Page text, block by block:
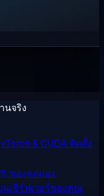
จริง
& CUDA ติดตั้ง
ของคุณเอง
เซิร์ฟเวอร์ของคุณ